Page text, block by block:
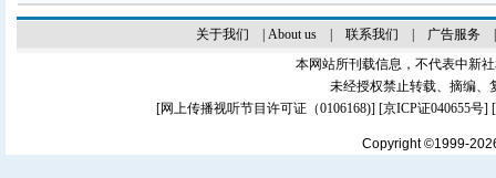
关于我们 About us| 联系我们 广告服务
本网站所刊载信息，不代表中新
未经授权禁止转载、摘编、
[网上传播视听节目许可证（0106168)] [京ICP证040655号]
Copyright ©1999-